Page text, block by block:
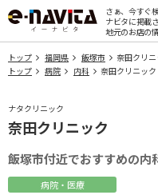
さぁ、今すぐ
ナビタに掲載
地元のお店の
トップ 福岡県 飯塚市
奈田クリ
トップ
病院 内科 奈田クリニック
ナタクリニック
奈田クリニック
飯塚市付近でおすすめの内
病院・医療